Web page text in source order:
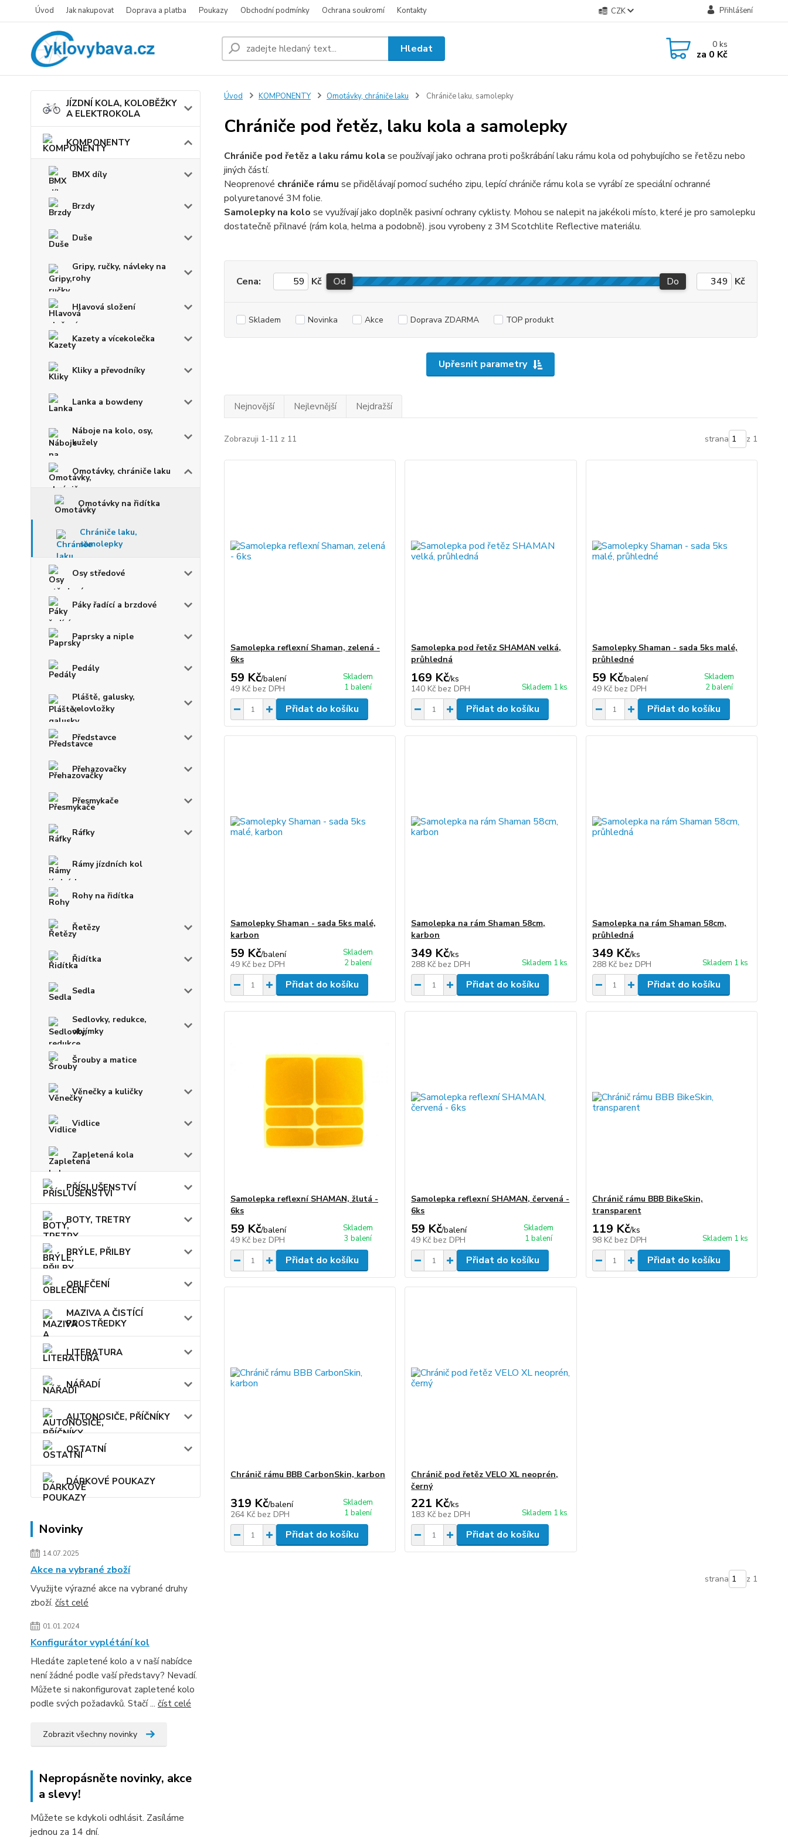
Úvod Jak nakupovat Doprava a platba Poukazy Obchodní podmínky Ochrana soukromí Kontakty CZK Přihlášení
Hledat 0ks
za 0 Kč
JÍZDNÍ KOLA, KOLOBĚŽKY
A ELEKTROKOLA
KOMPONENTY
BMX díly
Brzdy
Duše
Gripy, ručky, návleky na
rohy
Hlavová složení
Kazety a vícekolečka
Kliky a převodníky
Lanka a bowdeny
Náboje na kolo, osy,
kužely
Omotávky, chrániče laku
Omotávky na řidítka
Chrániče laku,
samolepky
Osy středové
Páky řadící a brzdové
Paprsky a niple
Pedály
Pláště, galusky,
velovložky
Představce
Přehazovačky
Přesmykače
Ráfky
Rámy jízdních kol
Rohy na řidítka
Řetězy
Řidítka
Sedla
Sedlovky, redukce,
objímky
Šrouby a matice
Věnečky a kuličky
Vidlice
Zapletená kola
PŘÍSLUŠENSTVÍ
BOTY, TRETRY
BRÝLE, PŘILBY
OBLEČENÍ
MAZIVA A ČISTÍCÍ
PROSTŘEDKY
LITERATURA
NÁŘADÍ
AUTONOSIČE, PŘÍČNÍKY
OSTATNÍ
DÁRKOVÉ POUKAZY
Novinky
14.07.2025
Akce na vybrané zboží
Využijte výrazné akce na vybrané druhy
zboží. číst celé
01.01.2024
Konfigurátor vyplétání kol
Hledáte zapletené kolo a v naší nabídce
není žádné podle vaší představy? Nevadí.
Můžete si nakonfigurovat zapletené kolo
podle svých požadavků. Stačí ... číst celé
Zobrazit všechny novinky
Nepropásněte novinky, akce
a slevy!
Můžete se kdykoli odhlásit. Zasíláme
jednou za 14 dní.
Úvod KOMPONENTY Omotávky, chrániče laku Chrániče laku, samolepky
Chrániče pod řetěz, laku kola a samolepky
Chrániče pod řetěz a laku rámu kola se používají jako ochrana proti poškrábání laku rámu kola od pohybujícího se řetězu nebo
jiných částí.
Neoprenové chrániče rámu se přidělávají pomocí suchého zipu, lepící chrániče rámu kola se vyrábí ze speciální ochranné
polyuretanové 3M folie.
Samolepky na kolo se využívají jako doplněk pasivní ochrany cyklisty. Mohou se nalepit na jakékoli místo, které je pro samolepku
dostatečně přilnavé (rám kola, helma a podobně). jsou vyrobeny z 3M Scotchlite Reflective materiálu.
Upřesnit parametry
Cena: Kč Od Do Kč
Skladem Novinka Akce Doprava ZDARMA TOP produkt
Nejnovější Nejlevnější Nejdražší
Zobrazuji 1-11 z 11 strana z 1
Samolepka reflexní Shaman, zelená -
6ks
59 Kč/balení
49 Kč bez DPH
Skladem
1 balení
Přidat do košíku
Samolepka pod řetěz SHAMAN velká,
průhledná
169 Kč/ks
140 Kč bez DPH Skladem 1 ks
Přidat do košíku
Samolepky Shaman - sada 5ks malé,
průhledné
59 Kč/balení
49 Kč bez DPH
Skladem
2 balení
Přidat do košíku
Samolepky Shaman - sada 5ks malé,
karbon
59 Kč/balení
49 Kč bez DPH
Skladem
2 balení
Přidat do košíku
Samolepka na rám Shaman 58cm,
karbon
349 Kč/ks
288 Kč bez DPH Skladem 1 ks
Přidat do košíku
Samolepka na rám Shaman 58cm,
průhledná
349 Kč/ks
288 Kč bez DPH Skladem 1 ks
Přidat do košíku
Samolepka reflexní SHAMAN, žlutá -
6ks
59 Kč/balení
49 Kč bez DPH
Skladem
3 balení
Přidat do košíku
Samolepka reflexní SHAMAN, červená -
6ks
59 Kč/balení
49 Kč bez DPH
Skladem
1 balení
Přidat do košíku
Chránič rámu BBB BikeSkin,
transparent
119 Kč/ks
98 Kč bez DPH Skladem 1 ks
Přidat do košíku
Chránič rámu BBB CarbonSkin, karbon
319 Kč/balení
264 Kč bez DPH
Skladem
1 balení
Přidat do košíku
Chránič pod řetěz VELO XL neoprén,
černý
221 Kč/ks
183 Kč bez DPH Skladem 1 ks
Přidat do košíku
strana z 1